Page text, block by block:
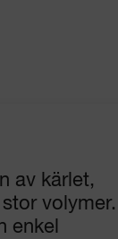
av kärlet,
volymer.
enkel